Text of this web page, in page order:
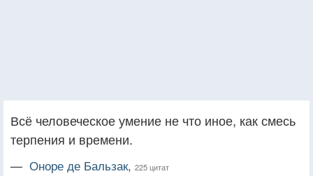
Всё человеческое умение не что иное, как смесь
терпения и времени.
— Оноре де Бальзак, 225 цитат